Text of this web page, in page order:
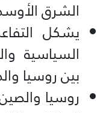
الشرق
يشكل
السياسية
بين روسيا
روسيا